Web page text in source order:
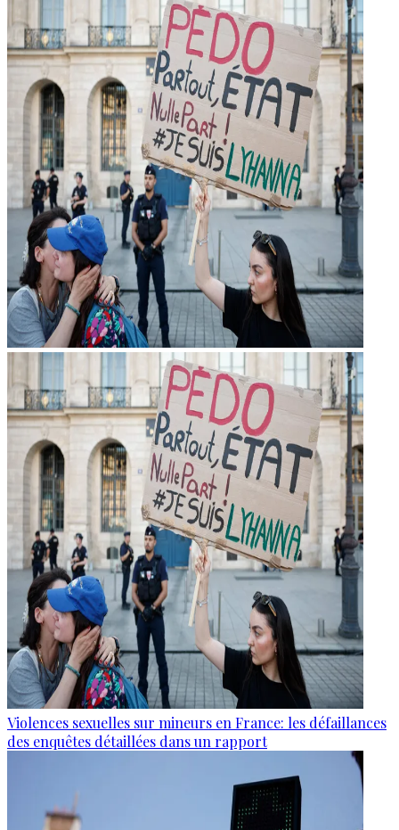
Violences sexuelles sur mineurs en France: les défaillances
des enquêtes détaillées dans un rapport